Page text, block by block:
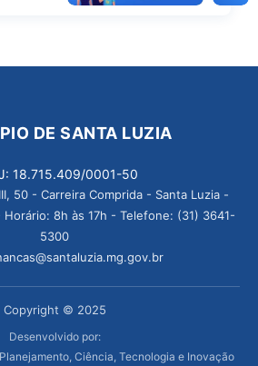
DE SANTA LUZIA
18.715.409/0001-50
50 - Carreira Comprida - Santa Luzia -
8h às 17h - Telefone: (31) 3641-
5300
Copyright © 2025
Desenvolvido por:
Ciência, Tecnologia e Inovação